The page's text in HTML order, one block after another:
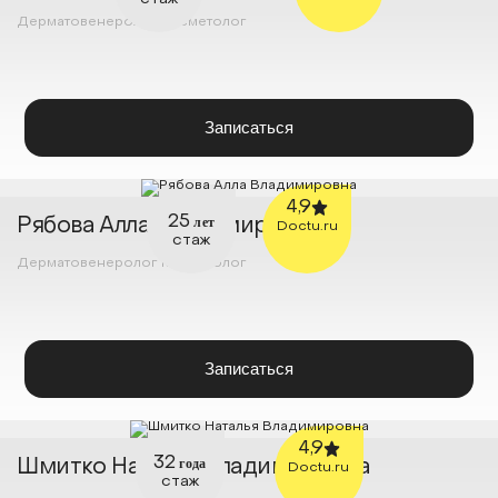
Дерматовенеролог Косметолог
Записаться
25 лет
стаж
4,9
Doctu.ru
Рябова Алла Владимировна
Дерматовенеролог Косметолог
Записаться
32 года
стаж
4,9
Doctu.ru
Шмитко Наталья Владимировна